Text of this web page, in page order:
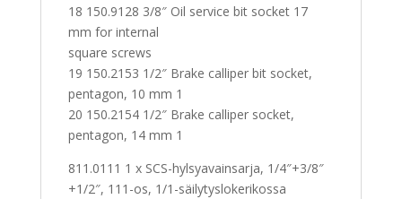
18 150.9128 3/8″ Oil service bit socket 17
mm for internal
square screws
19 150.2153 1/2″ Brake calliper bit socket,
pentagon, 10 mm 1
20 150.2154 1/2″ Brake calliper socket,
pentagon, 14 mm 1
811.0111 1 x SCS-hylsyavainsarja, 1/4″+3/8″
+1/2″, 111-os, 1/1-säilytyslokerikossa